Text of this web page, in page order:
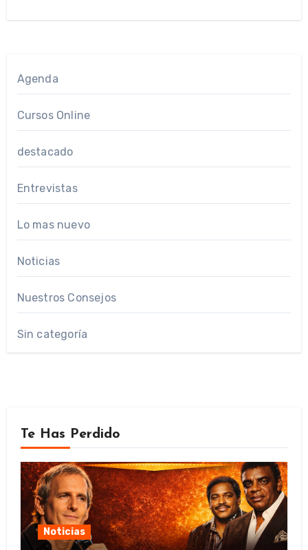
Agenda
Cursos Online
destacado
Entrevistas
Lo mas nuevo
Noticias
Nuestros Consejos
Sin categoría
Te Has Perdido
Noticias